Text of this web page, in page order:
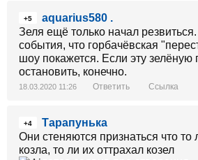
+5
aquarius580 .
Зеля ещё только начал
события, что горбачёвская
шоу покажется. Если эту зелёную
остановить, конечно.
18.03.2020 11:26 Ответить Ссылка
+4
Тарапунька
Они стеняются признаться что то
козла, то ли их оттрахал козел